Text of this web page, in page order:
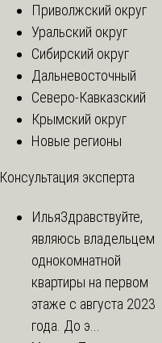
Приволжский округ
Уральский округ
Сибирский округ
Дальневосточный
Северо-Кавказский
Крымский округ
Новые регионы
Консультация эксперта
ИльяЗдравствуйте,
являюсь владельцем
однокомнатной
квартиры на первом
этаже с августа 2023
года. До э...